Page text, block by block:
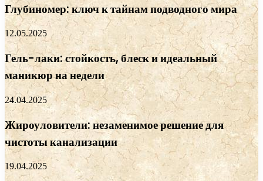
Глубиномер: ключ к тайнам подводного мира
12.05.2025
Гель-лаки: стойкость, блеск и идеальный
маникюр на недели
24.04.2025
Жироуловители: незаменимое решение для
чистоты канализации
19.04.2025